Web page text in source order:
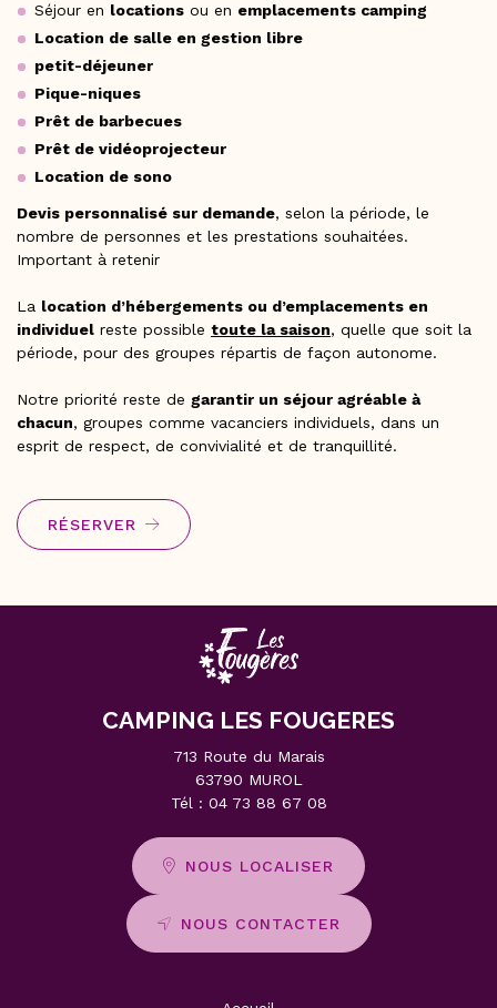
Séjour en locations ou en emplacements camping
Location de salle en gestion libre
petit-déjeuner
Pique-niques
Prêt de barbecues
Prêt de vidéoprojecteur
Location de sono
Devis personnalisé sur demande, selon la période, le
nombre de personnes et les prestations souhaitées.
Important à retenir
La location d’hébergements ou d’emplacements en
individuel reste possible toute la saison, quelle que soit la
période, pour des groupes répartis de façon autonome.
Notre priorité reste de garantir un séjour agréable à
chacun, groupes comme vacanciers individuels, dans un
esprit de respect, de convivialité et de tranquillité.
RÉSERVER
CAMPING LES FOUGERES
713 Route du Marais
63790 MUROL
Tél : 04 73 88 67 08
NOUS LOCALISER
NOUS CONTACTER